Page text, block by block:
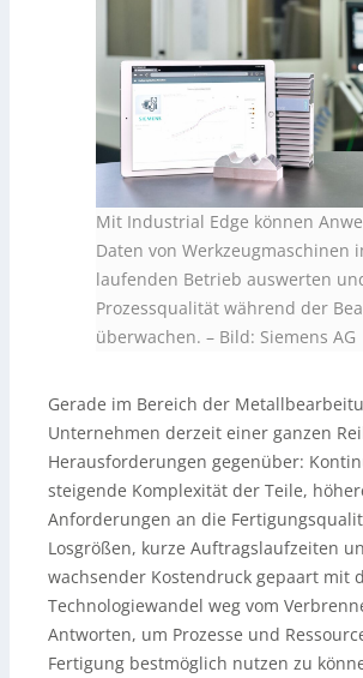
Mit Industrial Edge können
Daten von Werkzeugmaschinen
laufenden Betrieb auswerten
Prozessqualität während der
überwachen. – Bild: Siemens AG
Gerade im Bereich der
Unternehmen derzeit einer ganzen
Herausforderungen gegenüber:
steigende Komplexität der Teile,
Anforderungen an die
Losgrößen, kurze Auftragslaufzeiten
wachsender Kostendruck gepaart mit
Technologiewandel weg vom
Antworten, um Prozesse und
Fertigung bestmöglich nutzen zu